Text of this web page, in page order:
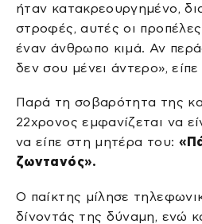
ήταν κατακρεουργημένο,
στροφές, αυτές οι
έναν άνθρωπο κιμά. Αν
δεν σου μένει άντερο»,
Παρά τη σοβαρότητα της
22χρονος εμφανίζεται να
να είπε στη μητέρα του:
ζωντανός».
Ο παίκτης μίλησε
δίνοντάς της δύναμη, ενώ